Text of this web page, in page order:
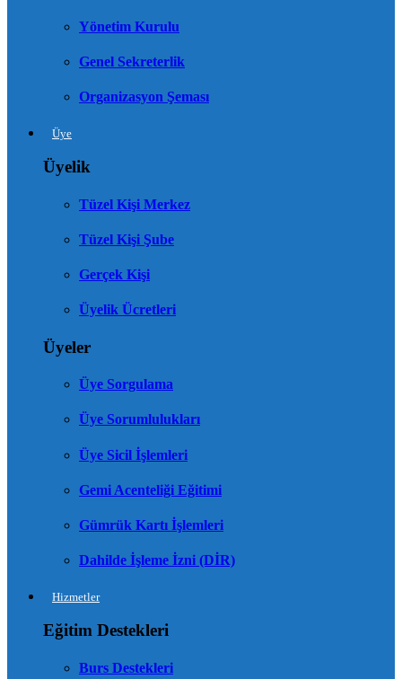
Yönetim Kurulu
Genel Sekreterlik
Organizasyon Şeması
Üye
Üyelik
Tüzel Kişi Merkez
Tüzel Kişi Şube
Gerçek Kişi
Üyelik Ücretleri
Üyeler
Üye Sorgulama
Üye Sorumlulukları
Üye Sicil İşlemleri
Gemi Acenteliği Eğitimi
Gümrük Kartı İşlemleri
Dahilde İşleme İzni (DİR)
Hizmetler
Eğitim Destekleri
Burs Destekleri